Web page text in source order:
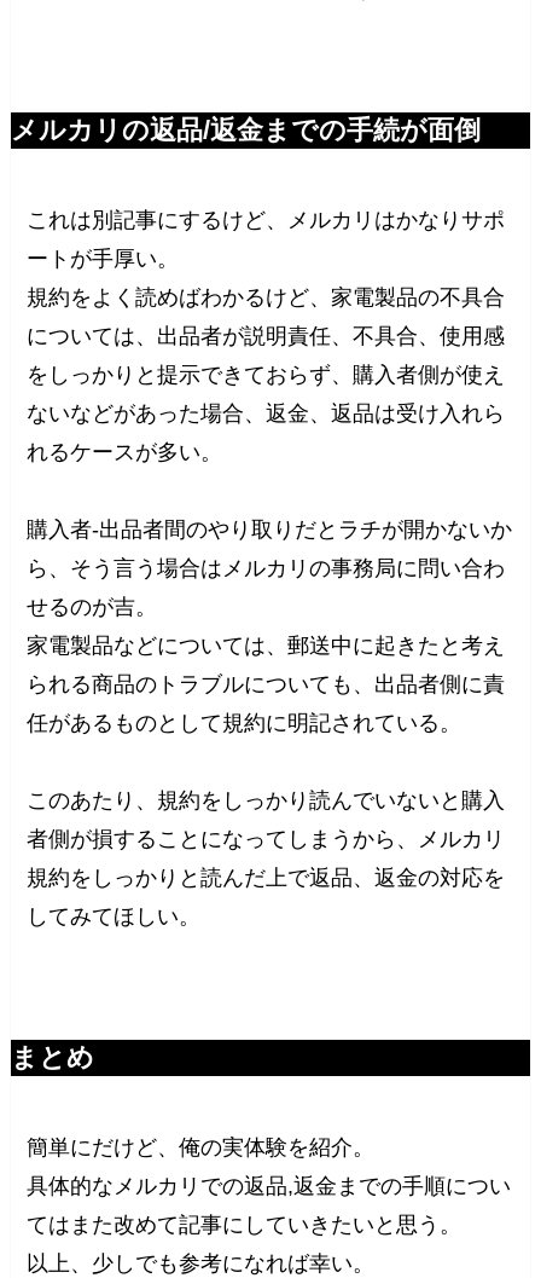
メルカリの返品/返金までの手続が面倒
これは別記事にするけど、メルカリはかなりサポ
ートが手厚い。
規約をよく読めばわかるけど、家電製品の不具合
については、出品者が説明責任、不具合、使用感
をしっかりと提示できておらず、購入者側が使え
ないなどがあった場合、返金、返品は受け入れら
れるケースが多い。
購入者-出品者間のやり取りだとラチが開かないか
ら、そう言う場合はメルカリの事務局に問い合わ
せるのが吉。
家電製品などについては、郵送中に起きたと考え
られる商品のトラブルについても、出品者側に責
任があるものとして規約に明記されている。
このあたり、規約をしっかり読んでいないと購入
者側が損することになってしまうから、メルカリ
規約をしっかりと読んだ上で返品、返金の対応を
してみてほしい。
まとめ
簡単にだけど、俺の実体験を紹介。
具体的なメルカリでの返品,返金までの手順につい
てはまた改めて記事にしていきたいと思う。
以上、少しでも参考になれば幸い。